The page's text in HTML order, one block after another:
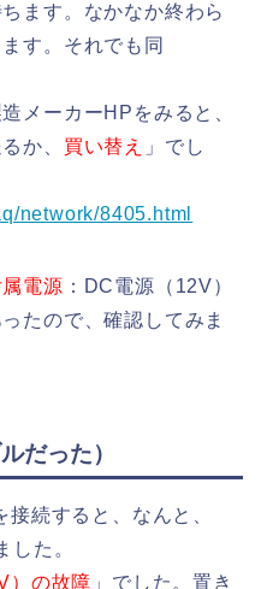
ます。なかなか終わら
す。それでも同
メーカーHPをみると、
か、 買い替え
」でし
network/8405.html
電源 ：DC電源（12V）
たので、確認してみま
だった）
接続すると、なんと、
した。
）の故障 」でした。置き